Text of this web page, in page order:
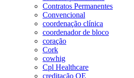
Contratos Permanentes
Convencional
coordenação clínica
coordenador de bloco
coração
Cork
cowhig
Cpl Healthcare
creditação OE